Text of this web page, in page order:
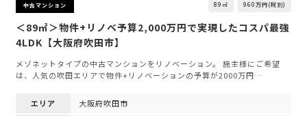
中古マンション 89㎡ 960万円(税別)
＜89㎡＞物件+リノベ予算2,000万円で実現したコスパ最強
4LDK【大阪府吹田市】
メゾネットタイプの中古マンションをリノベーション。 施主様にご希望
は、人気の吹田エリアで物件+リノベーションの予算が2000万円…
エリア
大阪府吹田市